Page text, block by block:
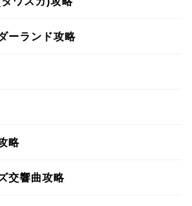
ーランド攻略
略
交響曲攻略